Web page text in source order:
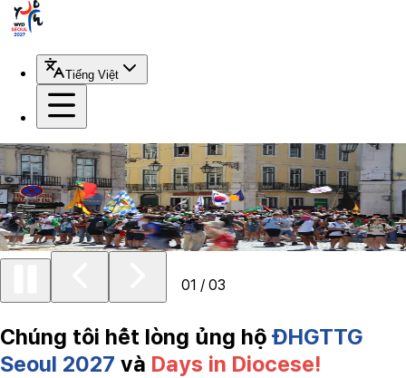
Tiếng Việt
WYD2027 · ĐHGTTG 2027
Seoul DID
01 / 03
Chúng tôi hết lòng ủng hộĐHGTTG
Seoul 2027 và Days in Diocese!